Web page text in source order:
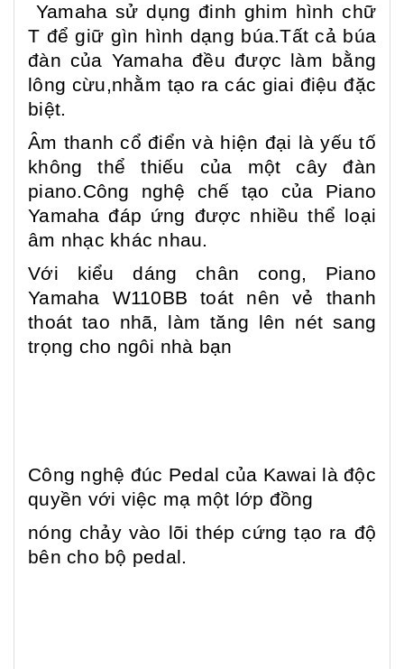
Yamaha sử dụng đinh ghim hình chữ
T để giữ gìn hình dạng búa.Tất cả búa
đàn của Yamaha đều được làm bằng
lông cừu,nhằm tạo ra các giai điệu đặc
biệt.
Âm thanh cổ điển và hiện đại là yếu tố
không thể thiếu của một cây đàn
piano.Công nghệ chế tạo của Piano
Yamaha đáp ứng được nhiều thể loại
âm nhạc khác nhau.
Với kiểu dáng chân cong, Piano
Yamaha W110BB toát nên vẻ thanh
thoát tao nhã, làm tăng lên nét sang
trọng cho ngôi nhà bạn
Công nghệ đúc Pedal của Kawai là độc
quyền với việc mạ một lớp đồng
nóng chảy vào lõi thép cứng tạo ra độ
bên cho bộ pedal.